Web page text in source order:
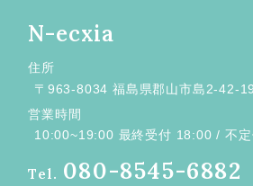
N-ecxia
住所
〒963-8034 福島県郡山市島2-42-
営業時間
10:00~19:00 最終受付 18:00 / 不定
Tel. 080-8545-6882